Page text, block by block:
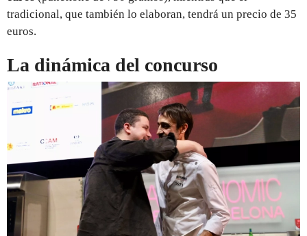
tradicional, que también lo elaboran, tendrá un precio de 35
euros.
La dinámica del concurso